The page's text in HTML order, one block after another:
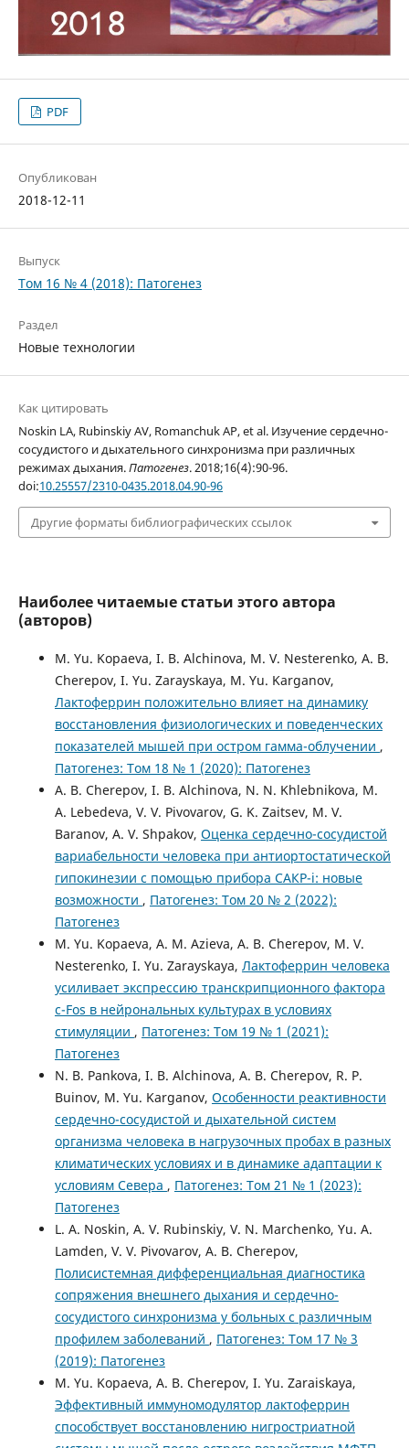
PDF
Опубликован
2018-12-11
Выпуск
Том 16 № 4 (2018): Патогенез
Раздел
Новые технологии
Как цитировать
Noskin LA, Rubinskiy AV, Romanchuk AP, et al. Изучение сердечно-
сосудистого и дыхательного синхронизма при различных
режимах дыхания.Патогенез. 2018;16(4):90-96.
doi:10.25557/2310-0435.2018.04.90-96
Другие форматы библиографических ссылок
Наиболее читаемые статьи этого автора
(авторов)
M. Yu. Kopaeva, I. B. Alchinova, M. V. Nesterenko, A. B.
Cherepov, I. Yu. Zarayskaya, M. Yu. Karganov,
Лактоферрин положительно влияет на динамику
восстановления физиологических и поведенческих
показателей мышей при остром гамма-облучении ,
Патогенез: Том 18 № 1 (2020): Патогенез
A. B. Cherepov, I. B. Alchinova, N. N. Khlebnikova, M.
A. Lebedeva, V. V. Pivovarov, G. K. Zaitsev, M. V.
Baranov, A. V. Shpakov, Оценка сердечно-сосудистой
вариабельности человека при антиортостатической
гипокинезии с помощью прибора САКР-i: новые
возможности , Патогенез: Том 20 № 2 (2022):
Патогенез
M. Yu. Kopaeva, A. M. Azieva, A. B. Cherepov, M. V.
Nesterenko, I. Yu. Zarayskaya, Лактоферрин человека
усиливает экспрессию транскрипционного фактора
c-Fos в нейрональных культурах в условиях
стимуляции , Патогенез: Том 19 № 1 (2021):
Патогенез
N. B. Pankova, I. B. Alchinova, A. B. Cherepov, R. P.
Buinov, M. Yu. Karganov, Особенности реактивности
сердечно-сосудистой и дыхательной систем
организма человека в нагрузочных пробах в разных
климатических условиях и в динамике адаптации к
условиям Севера , Патогенез: Том 21 № 1 (2023):
Патогенез
L. A. Noskin, A. V. Rubinskiy, V. N. Marchenko, Yu. A.
Lamden, V. V. Pivovarov, A. B. Cherepov,
Полисистемная дифференциальная диагностика
сопряжения внешнего дыхания и сердечно-
сосудистого синхронизма у больных с различным
профилем заболеваний , Патогенез: Том 17 № 3
(2019): Патогенез
M. Yu. Kopaeva, A. B. Cherepov, I. Yu. Zaraiskaya,
Эффективный иммуномодулятор лактоферрин
способствует восстановлению нигростриатной